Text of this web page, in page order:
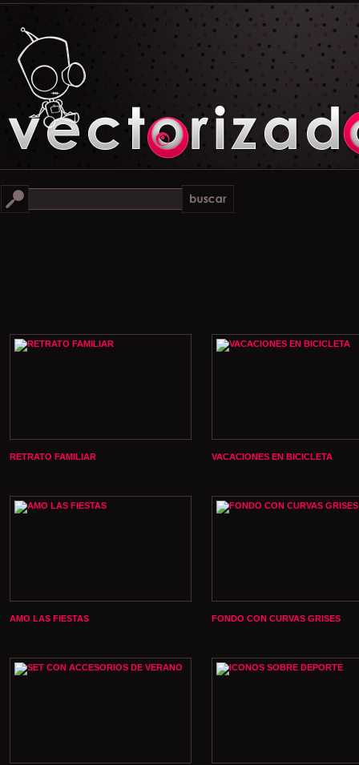
RETRATO FAMILIAR VACACIONES EN BICICLETA
AMO LAS FIESTAS FONDO CON CURVAS GRISES